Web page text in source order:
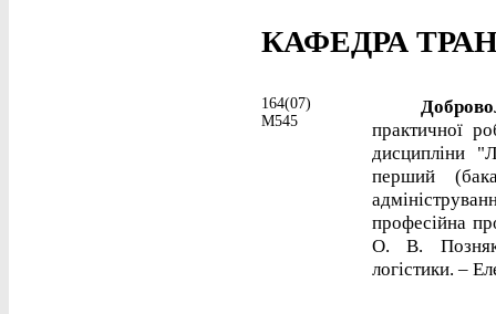
КАФЕДРА
164(07)
М545
практичної
дисципліни
перший
професійна
О. В.
логістики. –